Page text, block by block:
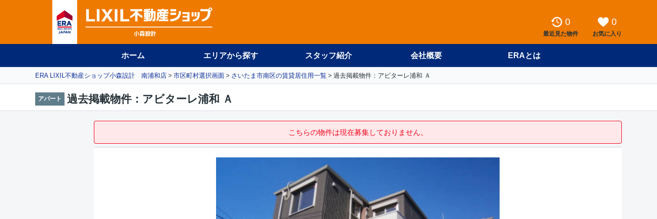
0
最近見た物件
0
お気に入り
ホーム エリアから探す スタッフ紹介 会社概要 ERAとは
ERA LIXIL不動産ショップ小森設計 南浦和店 市区町村選択画面 さいたま市南区の賃貸居住用一覧 過去掲載物件：アビターレ浦和 Ａ
アパート 過去掲載物件：アビターレ浦和 Ａ
こちらの物件は現在募集しておりません。